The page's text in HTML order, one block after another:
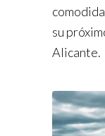
su
Alicante.